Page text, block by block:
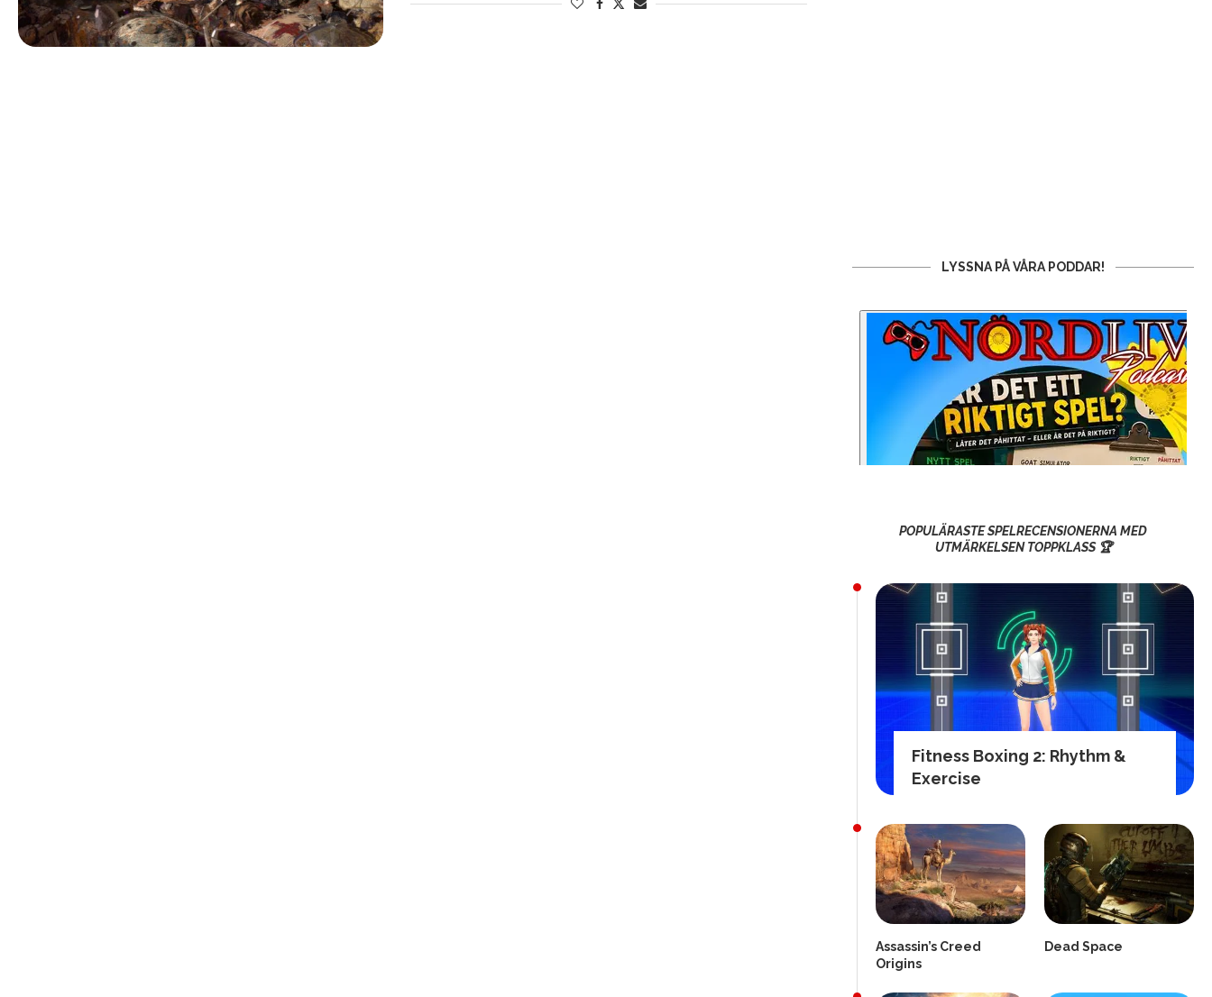
LYSSNA PÅ VÅRA PODDAR!
POPULÄRASTE SPELRECENSIONERNA MED
UTMÄRKELSEN TOPPKLASS 🏆
Fitness Boxing 2: Rhythm &
Exercise
Assassin’s Creed
Origins
Dead Space